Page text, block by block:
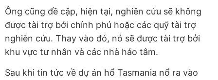
Ông cũng đề cập, hiện tại, nghiên cứu sẽ không
được tài trợ bởi chính phủ hoặc các quỹ tài trợ
nghiên cứu. Thay vào đó, nó sẽ được tài trợ bởi
khu vực tư nhân và các nhà hảo tâm.
Sau khi tin tức về dự án hổ Tasmania nổ ra vào